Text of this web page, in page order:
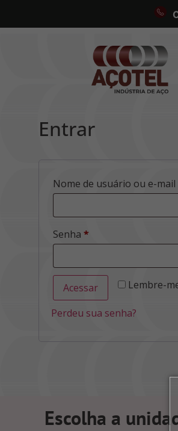
Entrar
Nome de usuário ou e-mail
Senha *
Lembre-
Acessar
Perdeu sua senha?
Escolha a